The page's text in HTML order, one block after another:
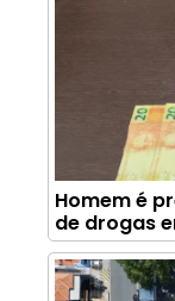
Homem é
de drogas